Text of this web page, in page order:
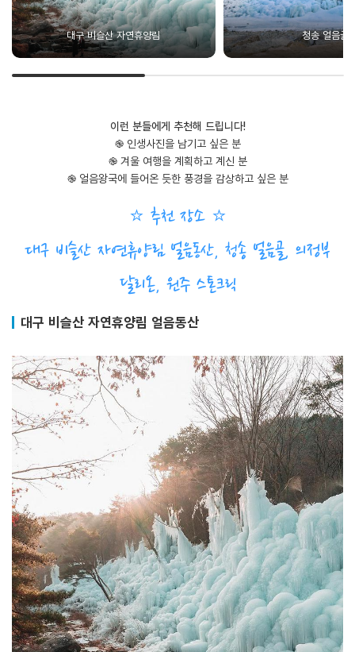
대구 비슬산 자연휴양림 청송 얼음골
이런 분들에게 추천해 드립니다!
֎ 인생사진을 남기고 싶은 분
֎ 겨울 여행을 계획하고 계신 분
֎ 얼음왕국에 들어온 듯한 풍경을 감상하고 싶은 분
⭐ 추천 장소 ⭐
대구 비슬산 자연휴양림 얼음동산, 청송 얼음골, 의정부
달리온, 원주 스톤크릭
대구 비슬산 자연휴양림 얼음동산